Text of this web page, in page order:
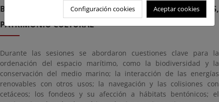
BIODIVERSIDAD, NAVEGACIÓN, RENOVABLES,
PATRIMONIO CULTURAL
Durante las sesiones se abordaron cuestiones clave para la
ordenación del espacio marítimo, como la biodiversidad y la
conservación del medio marino; la interacción de las energías
renovables con otros usos; la navegación y las colisiones con
cetáceos; los fondeos y su afección a hábitats bentónicos; el
Configuración cookies Aceptar cookies